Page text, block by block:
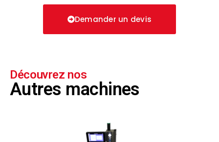
Demander un devis
Découvrez nos
Autres machines